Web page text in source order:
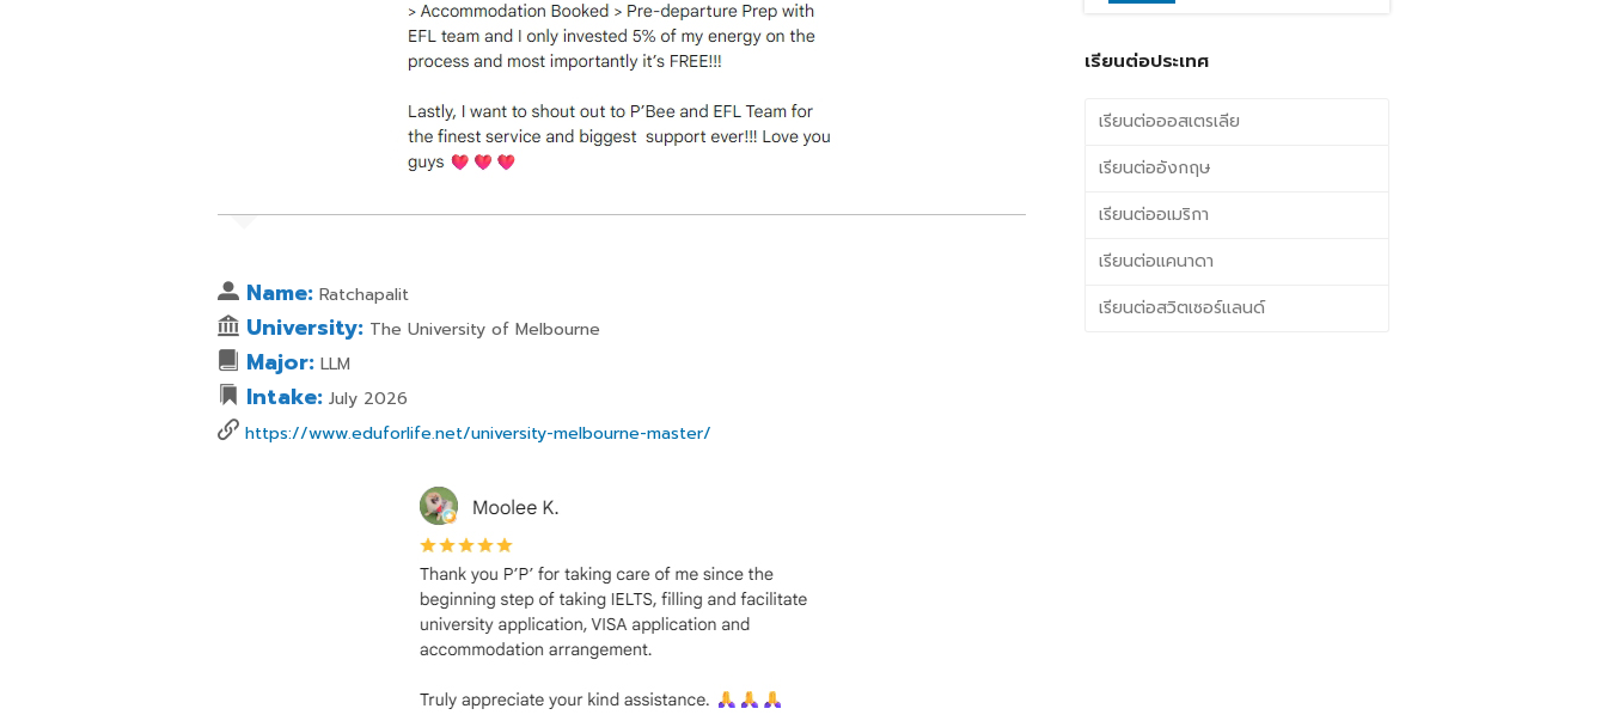
Name: Ratchapalit
University: The University of Melbourne
Major: LLM
Intake: July 2026
https://www.eduforlife.net/university-melbourne-master/
เรียนต่อประเทศ
เรียนต่อออสเตรเลีย
เรียนต่ออังกฤษ
เรียนต่ออเมริกา
เรียนต่อแคนาดา
เรียนต่อสวิตเซอร์แลนด์